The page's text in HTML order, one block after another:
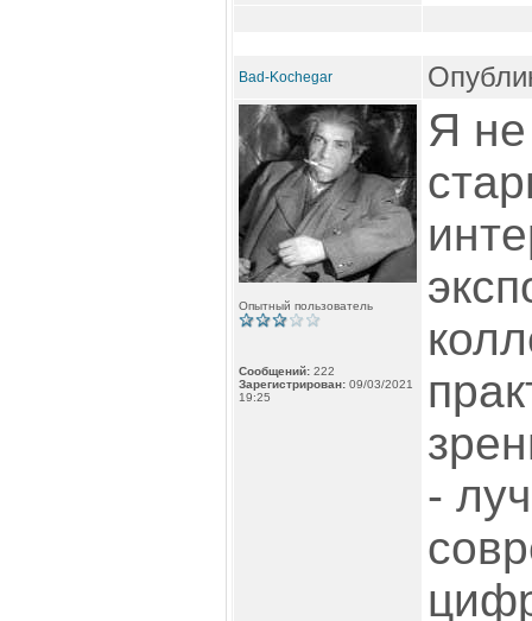
Bad-Kochegar
Опытный пользователь
Сообщений: 222
Зарегистрирован: 09/03/2021
19:25
Я
-